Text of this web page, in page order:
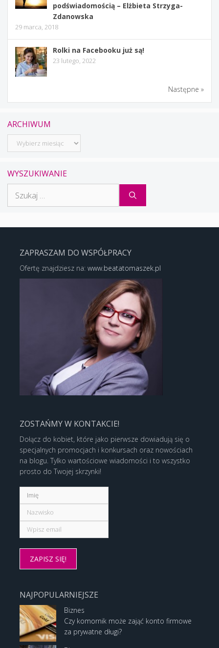
podświadomością – Elżbieta Strzyga-
Zdanowska
29 marca, 2018
Rolki na Facebooku już są!
23 lutego, 2022
Następne »
ARCHIWUM
Archiwum
WYSZUKIWANIE
ZAPRASZAM DO WSPÓŁPRACY
Ofertę znajdziesz na: www.beatatomaszek.pl
ZOSTAŃMY W KONTAKCIE!
Dołącz do kobiet, które jako pierwsze dowiadują się o
specjalnych promocjach i konkursach oraz nowościach
na blogu. Tylko wartościowe wiadomości i to wszystko
prosto do Twojej skrzynki!
NAJPOPULARNIEJSZE
Biznes
Czy komornik może zająć konto firmowe
za prywatne długi?